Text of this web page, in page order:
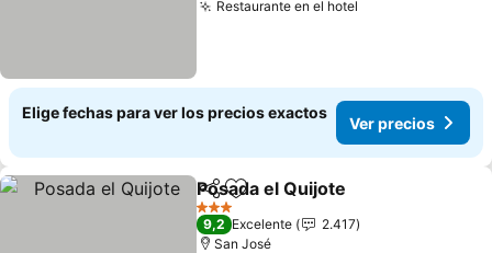
Restaurante en el hotel
Elige fechas para ver los precios exactos
Ver precios
CompartirAgregar a favoritos
Posada el Quijote
3 Estrellas
9,2 Excelente
2.417
San José